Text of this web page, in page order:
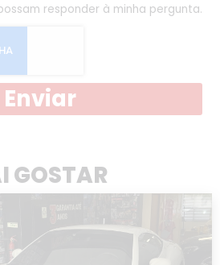
responder à minha pergunta.
Enviar
GOSTAR